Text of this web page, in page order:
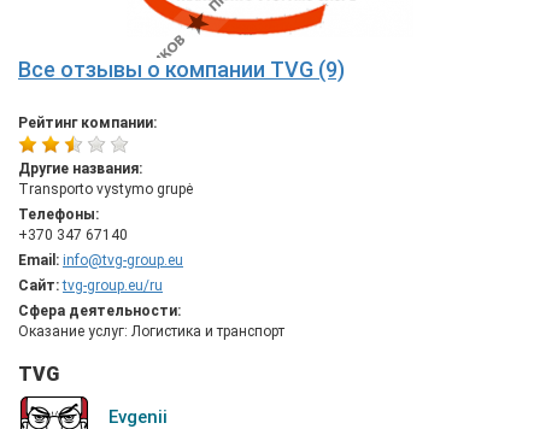
Все отзывы о компании TVG (9)
Рейтинг компании:
Другие названия:
Transporto vystymo grupė
Телефоны:
+370 347 67140
Email: info@tvg-group.eu
Сайт: tvg-group.eu/ru
Сфера деятельности:
Оказание услуг: Логистика и транспорт
TVG
Evgenii